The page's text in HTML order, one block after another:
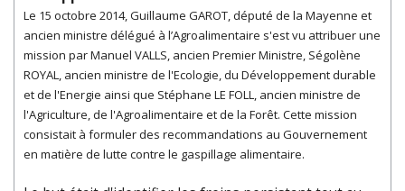
Le 15 octobre 2014, Guillaume GAROT, député de la Mayenne et
ancien ministre délégué à l’Agroalimentaire s'est vu attribuer une
mission par Manuel VALLS, ancien Premier Ministre, Ségolène
ROYAL, ancien ministre de l'Ecologie, du Développement durable
et de l'Energie ainsi que Stéphane LE FOLL, ancien ministre de
l'Agriculture, de l'Agroalimentaire et de la Forêt. Cette mission
consistait à formuler des recommandations au Gouvernement
en matière de lutte contre le gaspillage alimentaire.